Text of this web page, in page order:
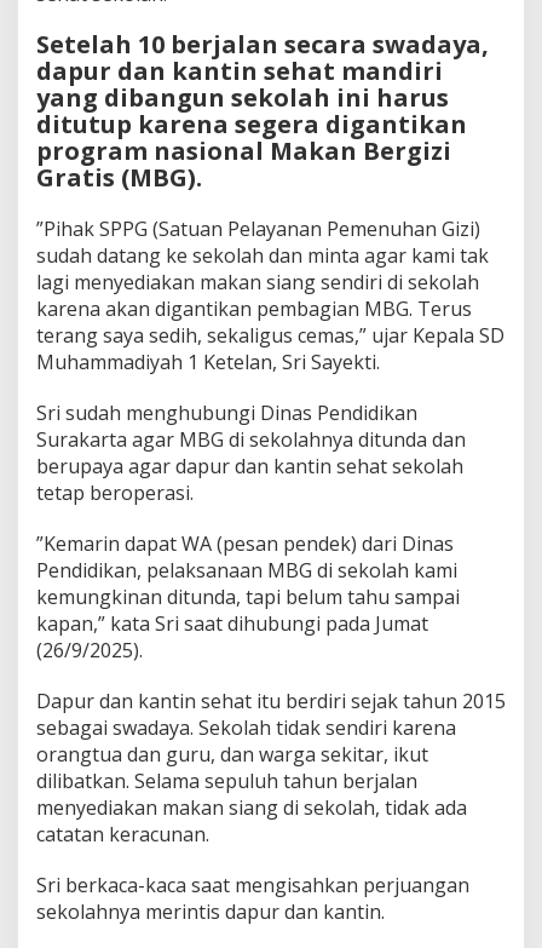
Setelah 10 berjalan secara swadaya,
dapur dan kantin sehat mandiri
yang dibangun sekolah ini harus
ditutup karena segera digantikan
program nasional Makan Bergizi
Gratis (MBG).
”Pihak SPPG (Satuan Pelayanan Pemenuhan Gizi)
sudah datang ke sekolah dan minta agar kami tak
lagi menyediakan makan siang sendiri di sekolah
karena akan digantikan pembagian MBG. Terus
terang saya sedih, sekaligus cemas,” ujar Kepala SD
Muhammadiyah 1 Ketelan, Sri Sayekti.
Sri sudah menghubungi Dinas Pendidikan
Surakarta agar MBG di sekolahnya ditunda dan
berupaya agar dapur dan kantin sehat sekolah
tetap beroperasi.
”Kemarin dapat WA (pesan pendek) dari Dinas
Pendidikan, pelaksanaan MBG di sekolah kami
kemungkinan ditunda, tapi belum tahu sampai
kapan,” kata Sri saat dihubungi pada Jumat
(26/9/2025).
Dapur dan kantin sehat itu berdiri sejak tahun 2015
sebagai swadaya. Sekolah tidak sendiri karena
orangtua dan guru, dan warga sekitar, ikut
dilibatkan. Selama sepuluh tahun berjalan
menyediakan makan siang di sekolah, tidak ada
catatan keracunan.
Sri berkaca-kaca saat mengisahkan perjuangan
sekolahnya merintis dapur dan kantin.